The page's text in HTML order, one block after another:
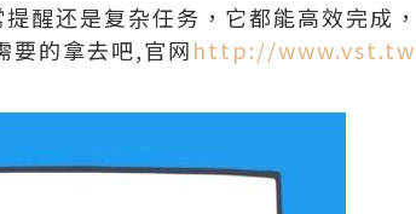
醒还是复杂任务，它都能高效完成，
要的拿去吧,官网http://www.vst.tw